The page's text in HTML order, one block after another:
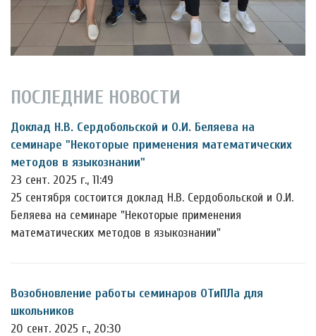
ПОСЛЕДНИЕ НОВОСТИ
Доклад Н.В. Сердобольской и О.И. Беляева на
семинаре "Некоторые применения математических
методов в языкознании"
23 сент. 2025 г., 11:49
25 сентября состоится доклад Н.В. Сердобольской и О.И.
Беляева на семинаре "Некоторые применения
математических методов в языкознании"
Возобновление работы семинаров ОТиПЛа для
школьников
20 сент. 2025 г., 20:30